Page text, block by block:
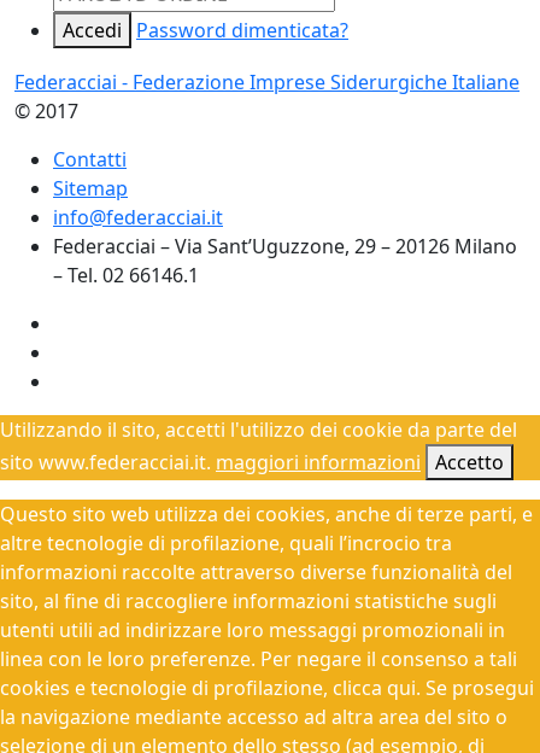
Accedi
Password dimenticata?
Federacciai - Federazione Imprese Siderurgiche Italiane
© 2017
Contatti
Sitemap
info@federacciai.it
Federacciai – Via Sant’Uguzzone, 29 – 20126 Milano
– Tel. 02 66146.1
Utilizzando il sito, accetti l'utilizzo dei cookie da parte del
sito www.federacciai.it. maggiori informazioni Accetto
Questo sito web utilizza dei cookies, anche di terze parti, e
altre tecnologie di profilazione, quali l’incrocio tra
informazioni raccolte attraverso diverse funzionalità del
sito, al fine di raccogliere informazioni statistiche sugli
utenti utili ad indirizzare loro messaggi promozionali in
linea con le loro preferenze. Per negare il consenso a tali
cookies e tecnologie di profilazione, clicca qui. Se prosegui
la navigazione mediante accesso ad altra area del sito o
selezione di un elemento dello stesso (ad esempio, di